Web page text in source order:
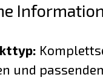
und